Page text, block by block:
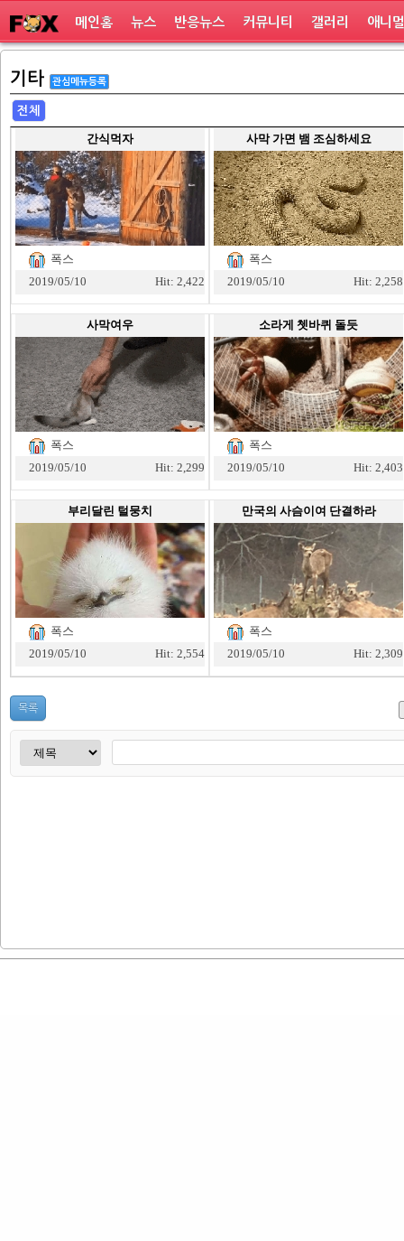
메인홈 뉴스 반응뉴스 커뮤니티 갤러리 애니멀
기타 관심메뉴등록
전체
간식먹자
폭스
2019/05/10
Hit: 2,422
사막 가면 뱀 조심하세요
폭스
2019/05/10
Hit: 2,258
사막여우
폭스
2019/05/10
Hit: 2,299
소라게 쳇바퀴 돌듯
폭스
2019/05/10
Hit: 2,403
부리달린 털뭉치
폭스
2019/05/10
Hit: 2,554
만국의 사슴이여 단결하라
폭스
2019/05/10
Hit: 2,309
목록